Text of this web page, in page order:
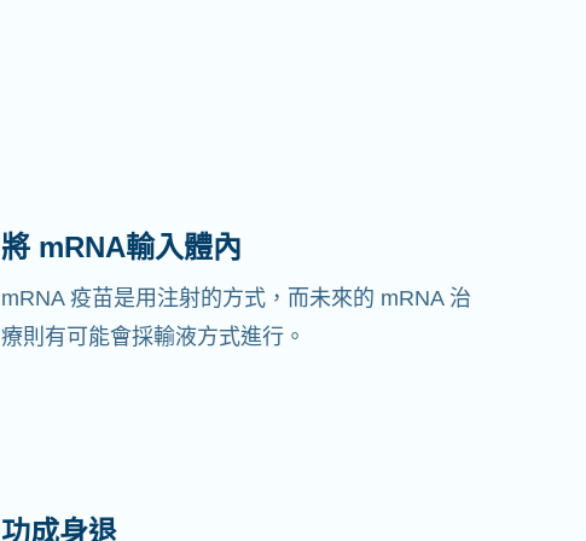
將 mRNA輸入體內
mRNA 疫苗是用注射的方式，而未來的 mRNA 治
療則有可能會採輸液方式進行。
功成身退